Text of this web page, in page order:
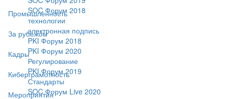
Промышленность
За рубежом
Кадры
Киберграмотность
Мероприятия
SOC Форум 2018
технологии
электронная подпись
PKI Форум 2018
PKI Форум 2020
Регулирование
PKI Форум 2019
Стандарты
SOC Форум Live 2020